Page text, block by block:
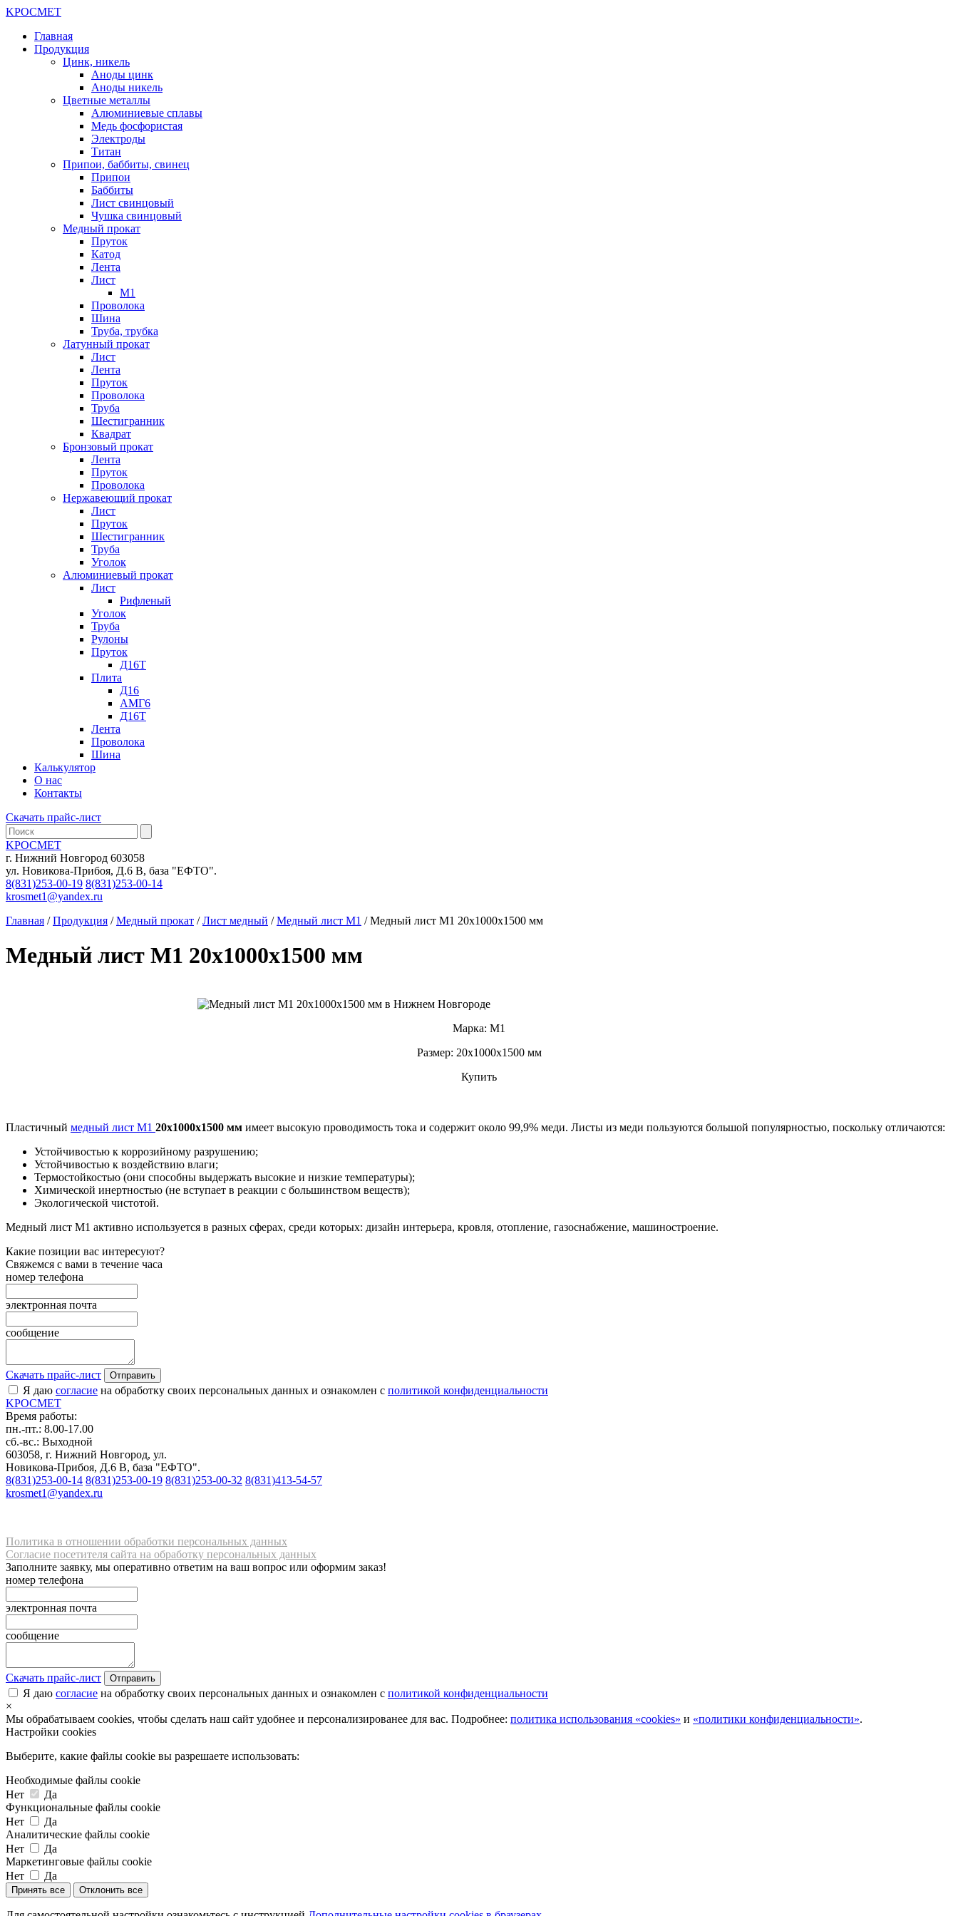
KРОСМЕТ
Главная
Продукция
Цинк, никель
Аноды цинк
Аноды никель
Цветные металлы
Алюминиевые сплавы
Медь фосфористая
Электроды
Титан
Припои, баббиты, свинец
Припои
Баббиты
Лист свинцовый
Чушка свинцовый
Медный прокат
Пруток
Катод
Лента
Лист
М1
Проволока
Шина
Труба, трубка
Латунный прокат
Лист
Лента
Пруток
Проволока
Труба
Шестигранник
Квадрат
Бронзовый прокат
Лента
Пруток
Проволока
Нержавеющий прокат
Лист
Пруток
Шестигранник
Труба
Уголок
Алюминиевый прокат
Лист
Рифленый
Уголок
Труба
Рулоны
Пруток
Д16Т
Плита
Д16
АМГ6
Д16Т
Лента
Проволока
Шина
Калькулятор
О нас
Контакты
Скачать прайс-лист
KРОСМЕТ
г. Нижний Новгород 603058
ул. Новикова-Прибоя, Д.6 В, база "ЕФТО".
8(831)253-00-19 8(831)253-00-14
krosmet1@yandex.ru
Главная /Продукция /Медный прокат /Лист медный /Медный лист М1 / Медный лист М1 20х1000х1500 мм
Медный лист М1 20х1000х1500 мм
Марка: М1
Размер: 20х1000х1500 мм
Купить
Пластичный медный лист М1 20х1000х1500 мм имеет высокую проводимость тока и содержит около 99,9% меди. Листы из меди пользуются большой популярностью, поскольку отличаются:
Устойчивостью к коррозийному разрушению;
Устойчивостью к воздействию влаги;
Термостойкостью (они способны выдержать высокие и низкие температуры);
Химической инертностью (не вступает в реакции с большинством веществ);
Экологической чистотой.
Медный лист М1 активно используется в разных сферах, среди которых: дизайн интерьера, кровля, отопление, газоснабжение, машиностроение.
Какие позиции вас интересуют?
Свяжемся с вами в течение часа
номер телефона
электронная почта
сообщение
Скачать прайс-лист Отправить
Я даю согласие на обработку своих персональных данных и ознакомлен с политикой конфиденциальности
KРОСМЕТ
Время работы:
пн.-пт.: 8.00-17.00
сб.-вс.: Выходной
603058, г. Нижний Новгород, ул.
Новикова-Прибоя, Д.6 В, база "ЕФТО".
8(831)253-00-14 8(831)253-00-19 8(831)253-00-32 8(831)413-54-57
krosmet1@yandex.ru
Политика в отношении обработки персональных данных
Согласие посетителя сайта на обработку персональных данных
Заполните заявку, мы оперативно ответим на ваш вопрос или оформим заказ!
номер телефона
электронная почта
сообщение
Скачать прайс-лист Отправить
Я даю согласие на обработку своих персональных данных и ознакомлен с политикой конфиденциальности
×
Мы обрабатываем cookies, чтобы сделать наш сайт удобнее и персонализированее для вас. Подробнее: политика использования «cookies» и «политики конфиденциальности».
Настройки cookies
Выберите, какие файлы cookie вы разрешаете использовать:
Необходимые файлы cookie
Нет
Да
Функциональные файлы cookie
Нет
Да
Аналитические файлы cookie
Нет
Да
Маркетинговые файлы cookie
Нет
Да
Принять все Отклонить все